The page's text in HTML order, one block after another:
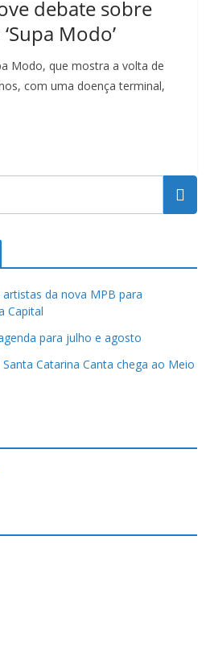
debate sobre
Modo’
Modo, que mostra a volta de
com uma doença terminal,
artistas da nova MPB para
Capital
para julho e agosto
Catarina Canta chega ao Meio